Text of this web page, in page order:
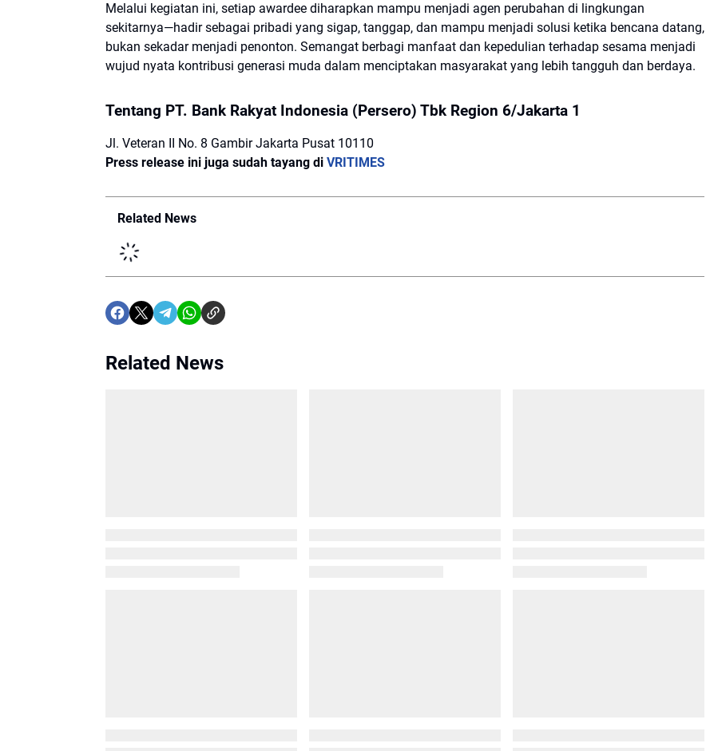
Melalui kegiatan ini, setiap awardee diharapkan mampu menjadi agen perubahan di lingkungan
sekitarnya—hadir sebagai pribadi yang sigap, tanggap, dan mampu menjadi solusi ketika bencana datang,
bukan sekadar menjadi penonton. Semangat berbagi manfaat dan kepedulian terhadap sesama menjadi
wujud nyata kontribusi generasi muda dalam menciptakan masyarakat yang lebih tangguh dan berdaya.
Tentang PT. Bank Rakyat Indonesia (Persero) Tbk Region 6/Jakarta 1
Jl. Veteran II No. 8 Gambir Jakarta Pusat 10110
Press release ini juga sudah tayang di VRITIMES
Related News
Related News